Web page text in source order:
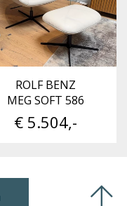
ROLF BENZ
MEG SOFT 586
€ 5.504,-